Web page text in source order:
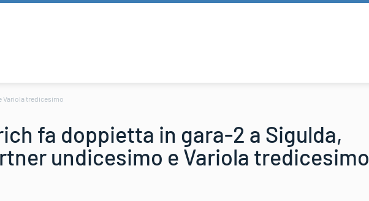
Variola tredicesimo
fa doppietta in gara-2 a Sigulda,
undicesimo e Variola tredicesimo